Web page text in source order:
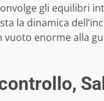
gli equilibri
la dinamica
enorme alla